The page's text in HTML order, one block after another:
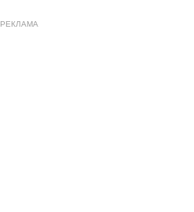
РЕКЛАМА